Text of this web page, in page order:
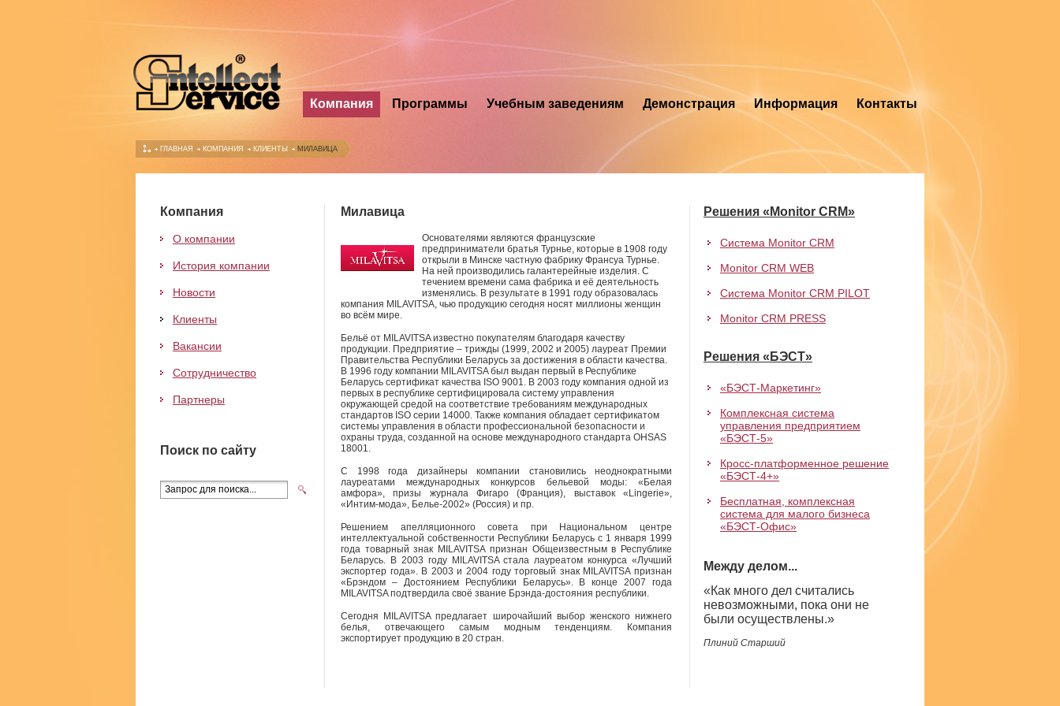
Компания Программы Учебным заведениям Демонстрация Информация Контакты
ГЛАВНАЯ КОМПАНИЯ КЛИЕНТЫ МИЛАВИЦА
Милавица
Основателями являются французские
предприниматели братья Турнье, которые в 1908 году
открыли в Минске частную фабрику Франсуа Турнье.
На ней производились галантерейные изделия. С
течением времени сама фабрика и её деятельность
изменялись. В результате в 1991 году образовалась
компания MILAVITSA, чью продукцию сегодня носят миллионы женщин
во всём мире.
Бельё от MILAVITSA известно покупателям благодаря качеству
продукции. Предприятие – трижды (1999, 2002 и 2005) лауреат Премии
Правительства Республики Беларусь за достижения в области качества.
В 1996 году компании MILAVITSA был выдан первый в Республике
Беларусь сертификат качества ISO 9001. В 2003 году компания одной из
первых в республике сертифицировала систему управления
окружающей средой на соответствие требованиям международных
стандартов ISO серии 14000. Также компания обладает сертификатом
системы управления в области профессиональной безопасности и
охраны труда, созданной на основе международного стандарта OHSAS
18001.
С 1998 года дизайнеры компании становились неоднократными
лауреатами международных конкурсов бельевой моды: «Белая
амфора», призы журнала Фигаро (Франция), выставок «Lingerie»,
«Интим-мода», Белье-2002» (Россия) и пр.
Решением апелляционного совета при Национальном центре
интеллектуальной собственности Республики Беларусь с 1 января 1999
года товарный знак MILAVITSA признан Общеизвестным в Республике
Беларусь. В 2003 году MILAVITSA стала лауреатом конкурса «Лучший
экспортер года». В 2003 и 2004 году торговый знак MILAVITSA признан
«Брэндом – Достоянием Республики Беларусь». В конце 2007 года
MILAVITSA подтвердила своё звание Брэнда-достояния республики.
Сегодня MILAVITSA предлагает широчайший выбор женского нижнего
белья, отвечающего самым модным тенденциям. Компания
экспортирует продукцию в 20 стран.
Компания
О компании
История компании
Новости
Клиенты
Вакансии
Сотрудничество
Партнеры
Поиск по сайту
Решения «Monitor CRM»
Система Monitor CRM
Monitor CRM WEB
Система Monitor CRM PILOT
Monitor CRM PRESS
Решения «БЭСТ»
«БЭСТ-Маркетинг»
Комплексная система
управления предприятием
«БЭСТ-5»
Кросс-платформенное решение
«БЭСТ-4+»
Бесплатная, комплексная
система для малого бизнеса
«БЭСТ-Офис»
Между делом...
«Как много дел считались
невозможными, пока они не
были осуществлены.»
Плиний Старший